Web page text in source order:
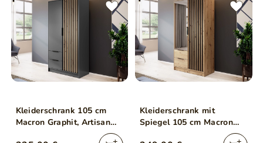
Kleiderschrank 105 cm
Macron Graphit, Artisan
Kleiderschrank mit
Spiegel 105 cm Macron
Artisan Eiche, Schwarz